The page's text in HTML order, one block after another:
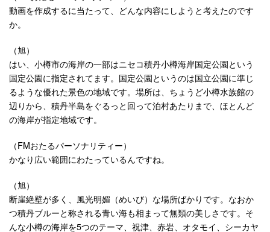
動画を作成するに当たって、どんな内容にしようと考えたのです
か。
（旭）
はい、小樽市の海岸の一部はニセコ積丹小樽海岸国定公園という
国定公園に指定されてます。国定公園というのは国立公園に準じ
るような優れた景色の地域です。場所は、ちょうど小樽水族館の
辺りから、積丹半島をぐるっと回って泊村あたりまで、ほとんど
の海岸が指定地域です。
（FMおたるパーソナリティー）
かなり広い範囲にわたっているんですね。
（旭）
断崖絶壁が多く、風光明媚（めいび）な場所ばかりです。なおか
つ積丹ブルーと称される青い海も相まって無類の美しさです。そ
んな小樽の海岸を5つのテーマ、祝津、赤岩、オタモイ、シーカヤ